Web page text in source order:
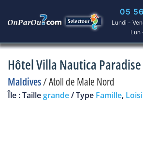
05
Lundi -
Lun
Hôtel Villa Nautica
Maldives/Atoll de Male Nord
Île : Taillegrande/ Type Famille,